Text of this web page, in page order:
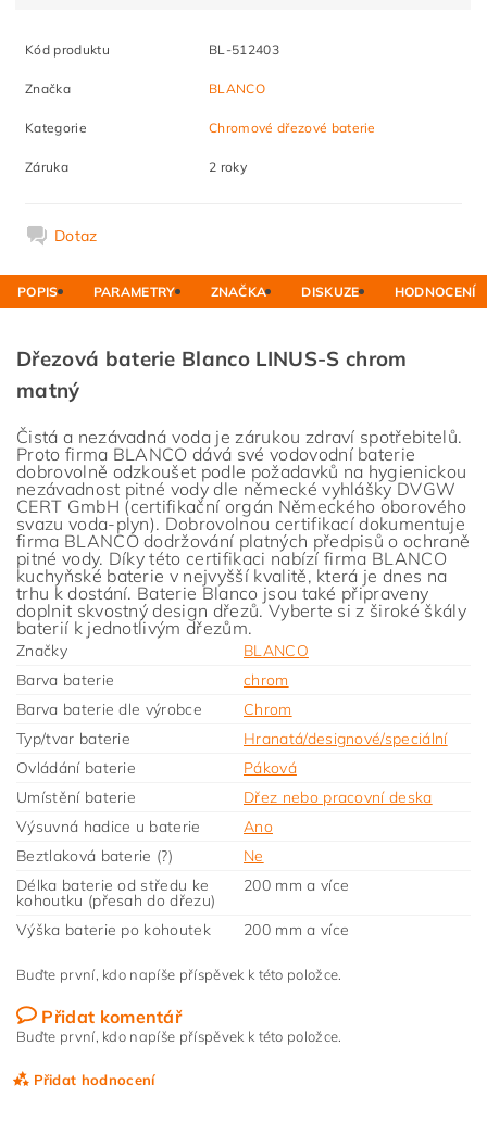
Kód produktu BL-512403
Značka BLANCO
Kategorie Chromové dřezové baterie
Záruka 2 roky
Dotaz
POPIS PARAMETRY ZNAČKA DISKUZE HODNOCENÍ
Dřezová baterie Blanco LINUS-S chrom
matný
Čistá a nezávadná voda je zárukou zdraví spotřebitelů.
Proto firma BLANCO dává své vodovodní baterie
dobrovolně odzkoušet podle požadavků na hygienickou
nezávadnost pitné vody dle německé vyhlášky DVGW
CERT GmbH (certifikační orgán Německého oborového
svazu voda-plyn). Dobrovolnou certifikací dokumentuje
firma BLANCO dodržování platných předpisů o ochraně
pitné vody. Díky této certifikaci nabízí firma BLANCO
kuchyňské baterie v nejvyšší kvalitě, která je dnes na
trhu k dostání. Baterie Blanco jsou také připraveny
doplnit skvostný design dřezů. Vyberte si z široké škály
baterií k jednotlivým dřezům.
Značky
BLANCO
Barva baterie
chrom
Barva baterie dle výrobce
Chrom
Typ/tvar baterie
Hranatá/designové/speciální
Ovládání baterie
Páková
Umístění baterie
Dřez nebo pracovní deska
Výsuvná hadice u baterie
Ano
Beztlaková baterie (?)
Ne
Délka baterie od středu ke
kohoutku (přesah do dřezu)
200 mm a více
Výška baterie po kohoutek 200 mm a více
Buďte první, kdo napíše příspěvek k této položce.
Přidat komentář
Buďte první, kdo napíše příspěvek k této položce.
Přidat hodnocení